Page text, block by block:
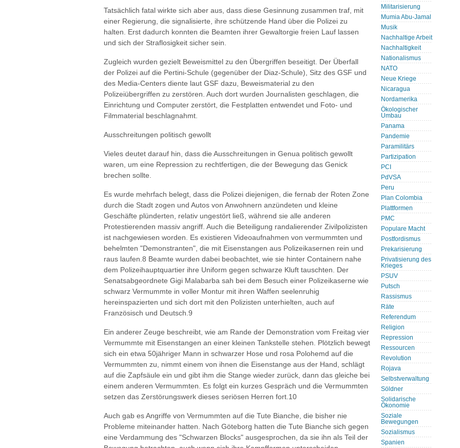
Tatsächlich fatal wirkte sich aber aus, dass diese Gesinnung zusammen traf, mit
einer Regierung, die signalisierte, ihre schützende Hand über die Polizei zu
halten. Erst dadurch konnten die Beamten ihrer Gewaltorgie freien Lauf lassen
und sich der Straflosigkeit sicher sein.
Zugleich wurden gezielt Beweismittel zu den Übergriffen beseitigt. Der Überfall
der Polizei auf die Pertini-Schule (gegenüber der Diaz-Schule), Sitz des GSF und
des Media-Centers diente laut GSF dazu, Beweismaterial zu den
Polizeiübergriffen zu zerstören. Auch dort wurden Journalisten geschlagen, die
Einrichtung und Computer zerstört, die Festplatten entwendet und Foto- und
Filmmaterial beschlagnahmt.
Ausschreitungen politisch gewollt
Vieles deutet darauf hin, dass die Ausschreitungen in Genua politisch gewollt
waren, um eine Repression zu rechtfertigen, die der Bewegung das Genick
brechen sollte.
Es wurde mehrfach belegt, dass die Polizei diejenigen, die fernab der Roten Zone
durch die Stadt zogen und Autos von Anwohnern anzündeten und kleine
Geschäfte plünderten, relativ ungestört ließ, während sie alle anderen
Protestierenden massiv angriff. Auch die Beteiligung randalierender Zivilpolizisten
ist nachgewiesen worden. Es existieren Videoaufnahmen von vermummten und
behelmten "Demonstranten", die mit Eisenstangen aus Polizeikasernen rein und
raus laufen.8 Beamte wurden dabei beobachtet, wie sie hinter Containern nahe
dem Polizeihauptquartier ihre Uniform gegen schwarze Kluft tauschten. Der
Senatsabgeordnete Gigi Malabarba sah bei dem Besuch einer Polizeikaserne wie
schwarz Vermummte in voller Montur mit ihren Waffen seelenruhig
hereinspazierten und sich dort mit den Polizisten unterhielten, auch auf
Französisch und Deutsch.9
Ein anderer Zeuge beschreibt, wie am Rande der Demonstration vom Freitag vier
Vermummte mit Eisenstangen an einer kleinen Tankstelle stehen. Plötzlich bewegt
sich ein etwa 50jähriger Mann in schwarzer Hose und rosa Polohemd auf die
Vermummten zu, nimmt einem von ihnen die Eisenstange aus der Hand, schlägt
auf die Zapfsäule ein und gibt ihm die Stange wieder zurück, dann das gleiche bei
einem anderen Vermummten. Es folgt ein kurzes Gespräch und die Vermummten
setzen das Zerstörungswerk dieses seriösen Herren fort.10
Auch gab es Angriffe von Vermummten auf die Tute Bianche, die bisher nie
Probleme miteinander hatten. Nach Göteborg hatten die Tute Bianche sich gegen
eine Verdammung des "Schwarzen Blocks" ausgesprochen, da sie ihn als Teil der
Militarisierung
Mumia Abu-Jamal
Musik
Nachhaltige Arbeit
Nachhaltigkeit
Nationalismus
NATO
Neue Kriege
Nicaragua
Nordamerika
Ökologischer
Umbau
Panama
Pandemie
Paramilitärs
Partizipation
PCI
PdVSA
Peru
Plan Colombia
Plattformen
PMC
Populare Macht
Postfordismus
Prekarisierung
Privatisierung des
Krieges
PSUV
Putsch
Rassismus
Räte
Referendum
Religion
Repression
Ressourcen
Revolution
Rojava
Selbstverwaltung
Söldner
Solidarische
Ökonomie
Soziale
Bewegungen
Sozialismus
Spanien